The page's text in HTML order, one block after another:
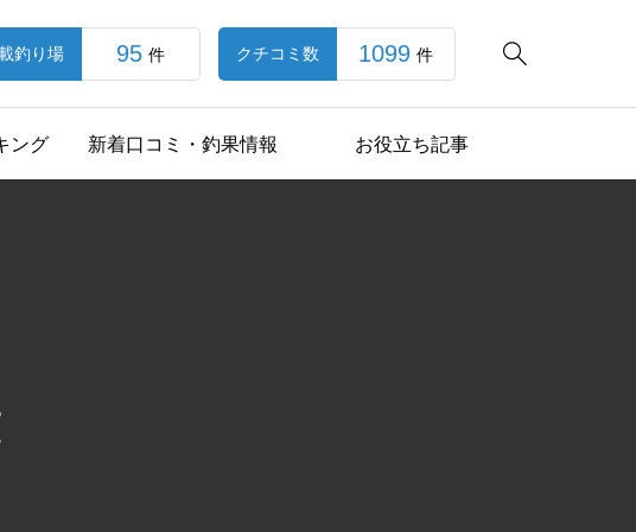

釣り場 95 件 クチコミ数 1099 件
ング 新着口コミ・釣果情報 お役立ち記事